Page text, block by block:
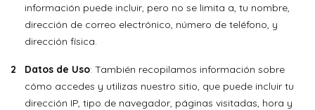
información puede incluir, pero no se limita a, tu nombre,
dirección de correo electrónico, número de teléfono, y
dirección física.
Datos de Uso: También recopilamos información sobre
cómo accedes y utilizas nuestro sitio, que puede incluir tu
dirección IP, tipo de navegador, páginas visitadas, hora y